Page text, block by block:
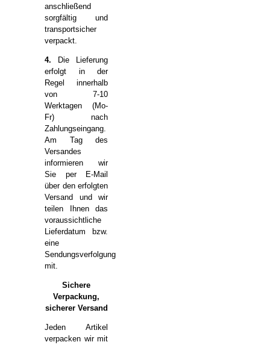
anschließend
sorgfältig und
transportsicher
verpackt.
4. Die Lieferung
erfolgt in der
Regel innerhalb
von 7-10
Werktagen (Mo-
Fr) nach
Zahlungseingang.
Am Tag des
Versandes
informieren wir
Sie per E-Mail
über den erfolgten
Versand und wir
teilen Ihnen das
voraussichtliche
Lieferdatum bzw.
eine
Sendungsverfolgung
mit.
Sichere
Verpackung,
sicherer Versand
Jeden Artikel
verpacken wir mit